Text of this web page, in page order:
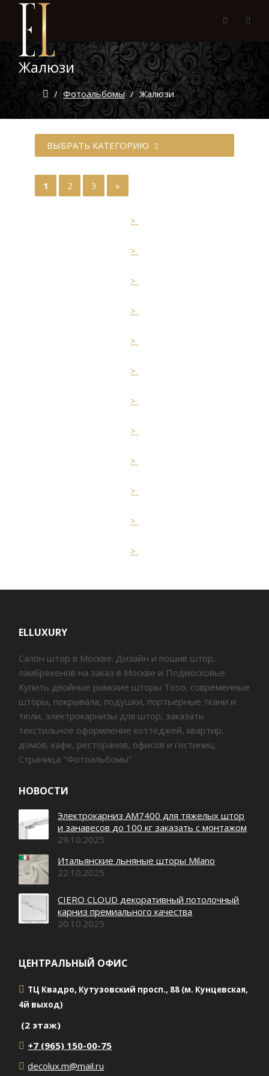
Жалюзи
/ Фотоальбомы / Жалюзи
ВЫБРАТЬ КАТЕГОРИЮ
1 2 3 »
>
>
>
>
>
>
>
>
>
>
>
>
ELLUXURY
Салон штор в Москве. Дизайн и пошив штор,
ламбрекенов на заказ в Москве и Подмосковье.
Купить двойные римские шторы Toso, современные
шторы, покрывала, подушки, портьерные ткани и
тюли, электрокарнизы для штор, заказать
текстильное оформление коттеджей, квартир,
домов, кафе, ресторанов, офисов и гостиниц.
Страница "Фотоальбомы"
НОВОСТИ
Электрокарниз AM7400 для тяжелых штор
и занавесов до 100 кг заказать с монтажом
29.10.2025
Итальянские льняные шторы Milano
22.10.2025
CIERO CLOUD декоративный потолочный
карниз премиального качества
20.10.2025
ЦЕНТРАЛЬНЫЙ ОФИС
ТЦ Квадро, Кутузовский просп., 88 (м. Кунцевская,
4й выход)
(2 этаж)
+7 (965) 150-00-75
decolux.m@mail.ru